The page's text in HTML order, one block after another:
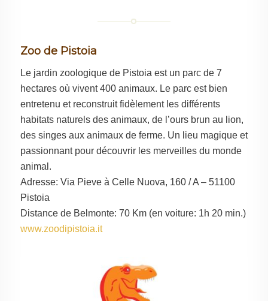
Zoo de Pistoia
Le jardin zoologique de Pistoia est un parc de 7
hectares où vivent 400 animaux. Le parc est bien
entretenu et reconstruit fidèlement les différents
habitats naturels des animaux, de l’ours brun au lion,
des singes aux animaux de ferme. Un lieu magique et
passionnant pour découvrir les merveilles du monde
animal.
Adresse: Via Pieve à Celle Nuova, 160 / A – 51100
Pistoia
Distance de Belmonte: 70 Km (en voiture: 1h 20 min.)
www.zoodipistoia.it